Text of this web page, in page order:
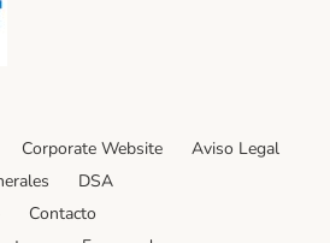
Corporate Website
Aviso Legal
DSA
Contacto